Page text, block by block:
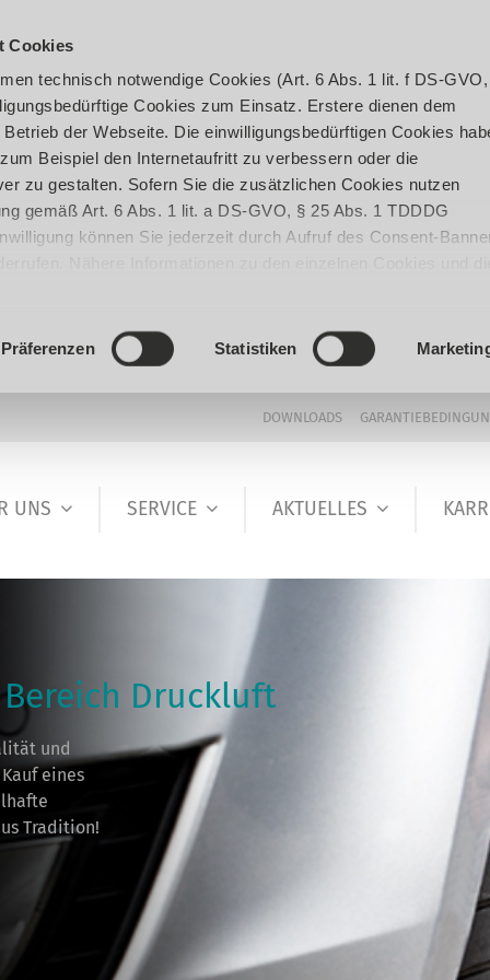
Cookies
technisch notwendige Cookies (Art. 6 Abs. 1 lit. f DS-
Cookies zum Einsatz. Erstere dienen dem
der Webseite. Die einwilligungsbedürftigen Cookies
Beispiel den Internetaufritt zu verbessern oder die
zu gestalten. Sofern Sie die zusätzlichen Cookies nutzen
gemäß Art. 6 Abs. 1 lit. a DS-GVO, § 25 Abs. 1 TDDDG
können Sie jederzeit durch Aufruf des Consent-
Präferenzen Statistiken
DOWNLOADS
UNS SERVICE AKTUELLES
Druckluft
und
eines
Tradition!